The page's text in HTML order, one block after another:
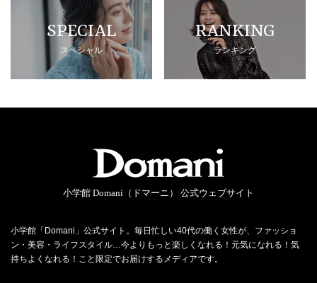
SPECIAL
スペシャル
RANKING
ランキング
小学館 Domani（ドマーニ） 公式ウェブサイト
小学館「Domani」公式サイト。毎日忙しい40代の働く女性が、ファッショ
ン・美容・ライフスタイル…今よりもっと楽しくなれる！元気になれる！気
持ちよくなれる！こと限定でお届けするメディアです。